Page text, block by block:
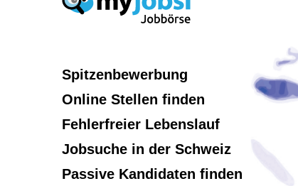
Spitzenbewerbung
Online Stellen finden
Fehlerfreier Lebenslauf
Jobsuche in der Schweiz
Passive Kandidaten finden